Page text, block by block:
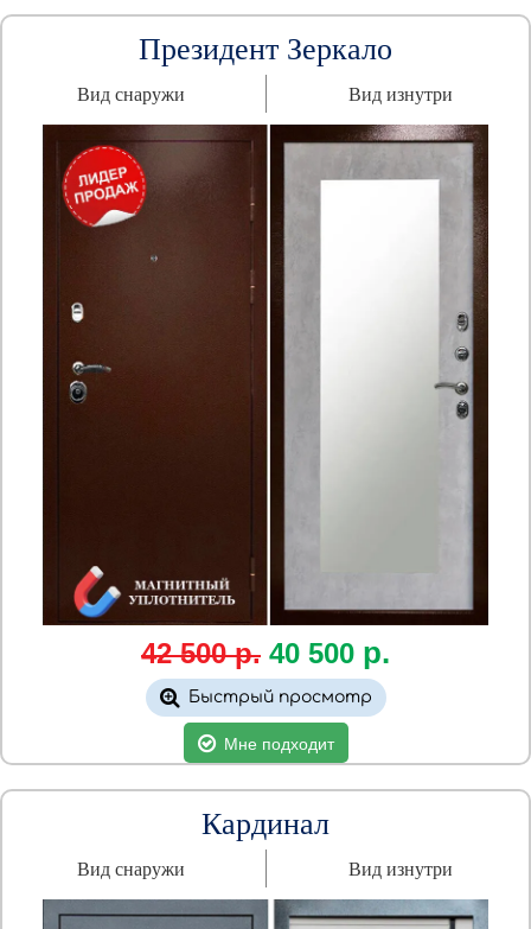
Президент Зеркало
Вид снаружи Вид изнутри
42 500 р. 40 500 р.
Быстрый просмотр
Мне подходит
Кардинал
Вид снаружи Вид изнутри